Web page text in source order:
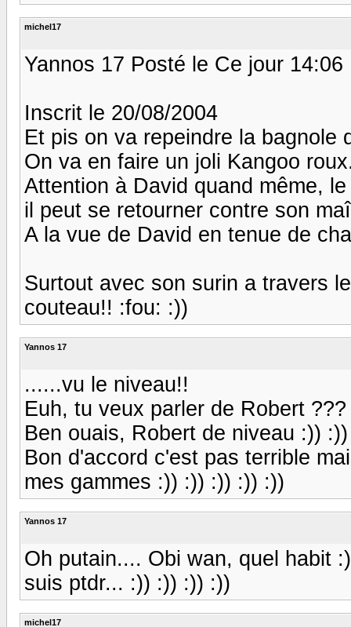
michel17
Yannos 17 Posté le Ce jour 14:06
Inscrit le 20/08/2004
Et pis on va repeindre la bagnole
On va en faire un joli Kangoo
Attention à David quand même,
il peut se retourner contre son
A la vue de David en tenue de
Surtout avec son surin a travers
couteau!! :fou: :))
Yannos 17
......vu le niveau!!
Euh, tu veux parler de Robert
Ben ouais, Robert de niveau :))
Bon d'accord c'est pas terrible
mes gammes :)) :)) :)) :)) :))
Yannos 17
Oh putain.... Obi wan, quel habit
suis ptdr... :)) :)) :)) :))
michel17